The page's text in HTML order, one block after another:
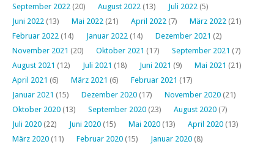
September 2022 (20) August 2022 (13) Juli 2022 (5)
Juni 2022 (13) Mai 2022 (21) April 2022 (7) März 2022 (21)
Februar 2022 (14) Januar 2022 (14) Dezember 2021 (2)
November 2021 (20) Oktober 2021 (17) September 2021 (7)
August 2021 (12) Juli 2021 (18) Juni 2021 (9) Mai 2021 (21)
April 2021 (6) März 2021 (6) Februar 2021 (17)
Januar 2021 (15) Dezember 2020 (17) November 2020 (21)
Oktober 2020 (13) September 2020 (23) August 2020 (7)
Juli 2020 (22) Juni 2020 (15) Mai 2020 (13) April 2020 (13)
März 2020 (11) Februar 2020 (15) Januar 2020 (8)